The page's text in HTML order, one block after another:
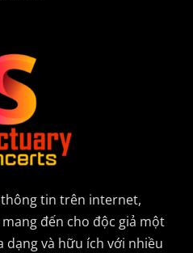
tin trên internet,
đến cho độc giả một
dạng và hữu ích với nhiều